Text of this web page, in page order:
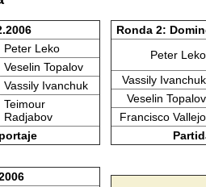
Peter Leko
Veselin Topalov
Vassily Ivanchuk
Teimour
Radjabov
Ronda 2:
Peter Leko
Vassily Ivanchuk
Veselin Topalov
Francisco Vallejo